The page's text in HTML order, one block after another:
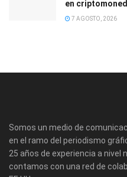
en
7 AGOSTO, 2026
Somos un medio de
en el ramo del periodismo
25 años de experiencia a nivel
contamos con una red de